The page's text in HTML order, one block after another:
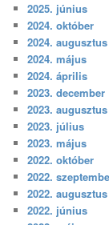
2025. június
2024. október
2024. augusztus
2024. május
2024. április
2023. december
2023. augusztus
2023. július
2023. május
2022. október
2022.
2022. augusztus
2022. június